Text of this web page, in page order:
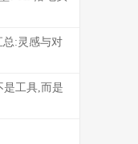
总:灵感与对
是工具,而是